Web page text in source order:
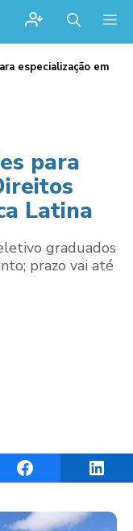
especialização em
para
Latina
graduados
prazo vai até
Share on Facebook